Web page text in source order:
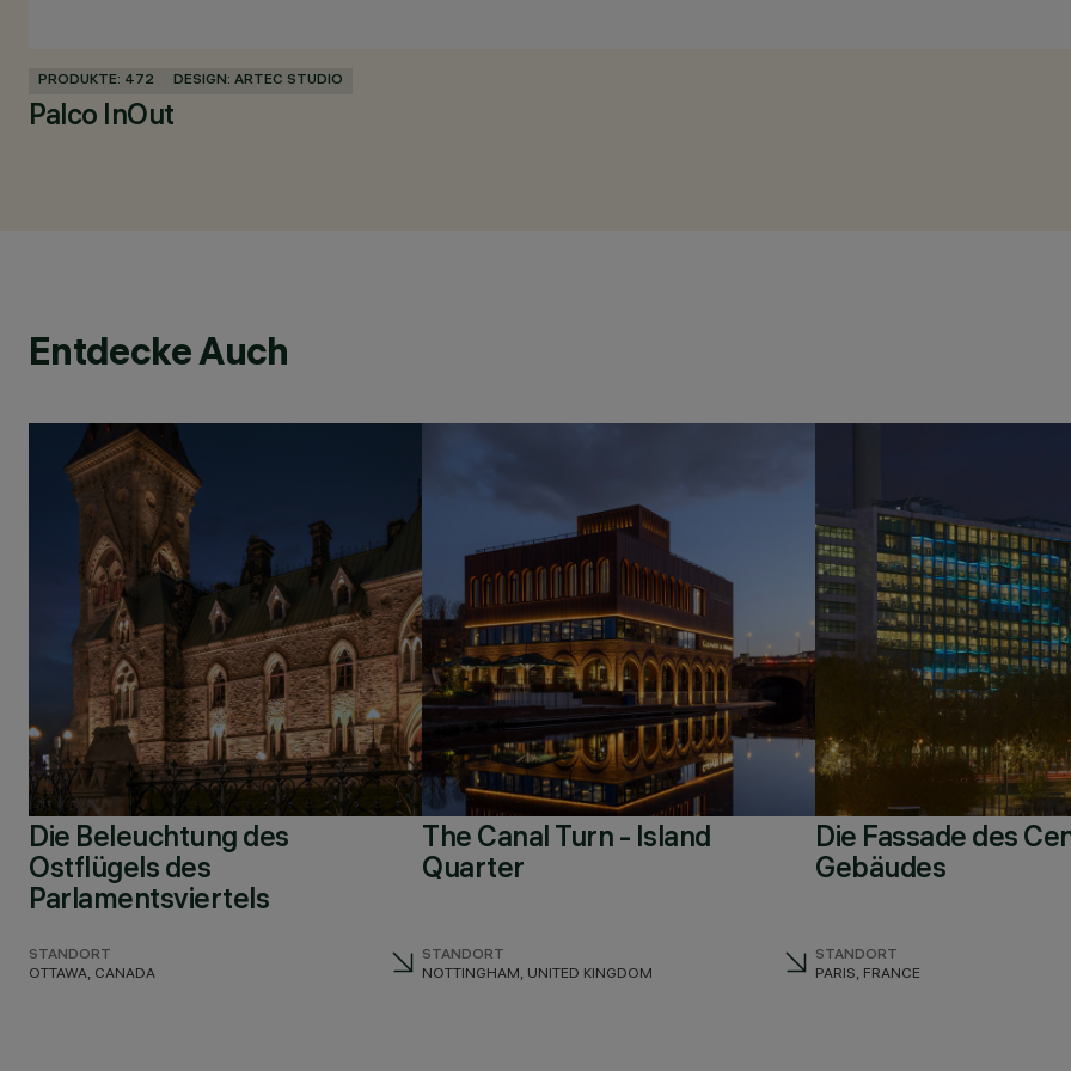
PRODUKTE: 472 DESIGN: ARTEC STUDIO
Palco InOut
Entdecke Auch
Die Beleuchtung des
Ostflügels des
Parlamentsviertels
STANDORT
OTTAWA, CANADA
The Canal Turn - Island
Quarter
STANDORT
NOTTINGHAM, UNITED KINGDOM
Die Fassade des
Gebäudes
STANDORT
PARIS, FRANCE